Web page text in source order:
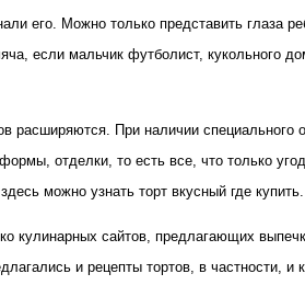
его. Можно только представить глаза
если мальчик футболист, кукольного
расширяются. При наличии специального
отделки, то есть все, что только
можно узнать торт вкусный где купить
кулинарных сайтов, предлагающих
и рецепты тортов, в частности, и